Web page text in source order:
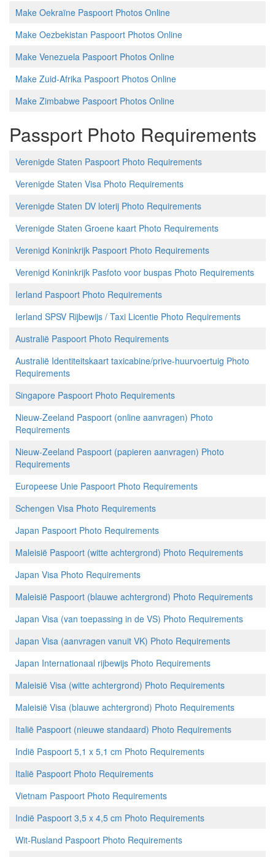
Make Oekraïne Paspoort Photos Online
Make Oezbekistan Paspoort Photos Online
Make Venezuela Paspoort Photos Online
Make Zuid-Afrika Paspoort Photos Online
Make Zimbabwe Paspoort Photos Online
Passport Photo Requirements
Verenigde Staten Paspoort Photo Requirements
Verenigde Staten Visa Photo Requirements
Verenigde Staten DV loterij Photo Requirements
Verenigde Staten Groene kaart Photo Requirements
Verenigd Koninkrijk Paspoort Photo Requirements
Verenigd Koninkrijk Pasfoto voor buspas Photo Requirements
Ierland Paspoort Photo Requirements
Ierland SPSV Rijbewijs / Taxi Licentie Photo Requirements
Australië Paspoort Photo Requirements
Australië Identiteitskaart taxicabine/prive-huurvoertuig Photo
Requirements
Singapore Paspoort Photo Requirements
Nieuw-Zeeland Paspoort (online aanvragen) Photo
Requirements
Nieuw-Zeeland Paspoort (papieren aanvragen) Photo
Requirements
Europeese Unie Paspoort Photo Requirements
Schengen Visa Photo Requirements
Japan Paspoort Photo Requirements
Maleisië Paspoort (witte achtergrond) Photo Requirements
Japan Visa Photo Requirements
Maleisië Paspoort (blauwe achtergrond) Photo Requirements
Japan Visa (van toepassing in de VS) Photo Requirements
Japan Visa (aanvragen vanuit VK) Photo Requirements
Japan Internationaal rijbewijs Photo Requirements
Maleisië Visa (witte achtergrond) Photo Requirements
Maleisië Visa (blauwe achtergrond) Photo Requirements
Italië Paspoort (nieuwe standaard) Photo Requirements
Indië Paspoort 5,1 x 5,1 cm Photo Requirements
Italië Paspoort Photo Requirements
Vietnam Paspoort Photo Requirements
Indië Paspoort 3,5 x 4,5 cm Photo Requirements
Wit-Rusland Paspoort Photo Requirements